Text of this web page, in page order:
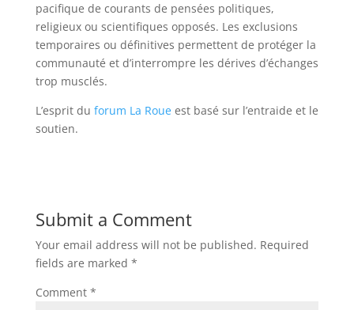
pacifique de courants de pensées politiques,
religieux ou scientifiques opposés. Les exclusions
temporaires ou définitives permettent de protéger la
communauté et d’interrompre les dérives d’échanges
trop musclés.
L’esprit du forum La Roueest basé sur l’entraide et le
soutien.
Submit a Comment
Your email address will not be published. Required
fields are marked *
Comment *